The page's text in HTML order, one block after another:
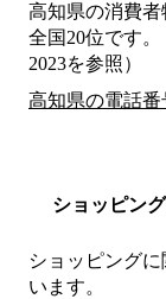
高知県の消費
全国20位です
2023を参照）
高知県の電話番
ショッピン
ショッピング
います。